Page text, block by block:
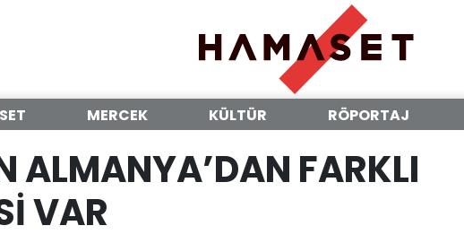
MERCEK KÜLTÜR RÖPORTAJ
ALMANYA’DAN FARKLI
VAR